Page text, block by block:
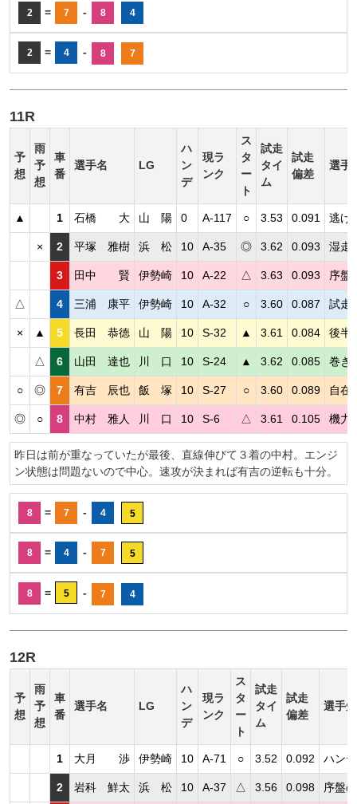
2 = 7 - 8 4
2 = 4 - 8 7
11R
予
想
雨
予
想
車
番
選手名 LG
ハ
ン
デ
現ラ
ンク
ス
タ
ー
ト
試走
タイ
ム
試走
偏差
選手
▲ 1 石橋 大 山 陽 0 A-117 ○ 3.53 0.091 逃げ
× 2 平塚 雅樹 浜 松 10 A-35 ◎ 3.62 0.093 湿走
3 田中 賢 伊勢崎 10 A-22 △ 3.63 0.093 序盤
△ 4 三浦 康平 伊勢崎 10 A-32 ○ 3.60 0.087 試走
× ▲ 5 長田 恭徳 山 陽 10 S-32 ▲ 3.61 0.084 後半
△ 6 山田 達也 川 口 10 S-24 ▲ 3.62 0.085 巻き
○ ◎ 7 有吉 辰也 飯 塚 10 S-27 ○ 3.60 0.089 自在
◎ ○ 8 中村 雅人 川 口 10 S-6 △ 3.61 0.105 機力
昨日は前が重なっていたが最後、直線伸びて３着の中村。エンジ
ン状態は問題ないので中心。速攻が決まれば有吉の逆転も十分。
8 = 7 - 4 5
8 = 4 - 7 5
8 = 5 - 7 4
12R
予
想
雨
予
想
車
番
選手名 LG
ハ
ン
デ
現ラ
ンク
ス
タ
ー
ト
試走
タイ
ム
試走
偏差
選手
1 大月 渉 伊勢崎 10 A-71 ○ 3.52 0.092 ハン
2 岩科 鮮太 浜 松 10 A-37 △ 3.56 0.098 序盤